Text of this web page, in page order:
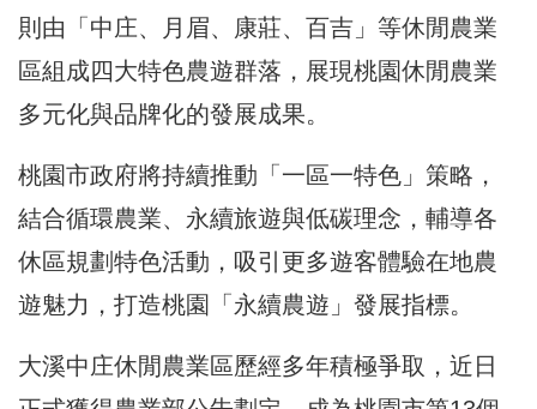
則由「中庄、月眉、康莊、百吉」等休閒農業
區組成四大特色農遊群落，展現桃園休閒農業
多元化與品牌化的發展成果。
桃園市政府將持續推動「一區一特色」策略，
結合循環農業、永續旅遊與低碳理念，輔導各
休區規劃特色活動，吸引更多遊客體驗在地農
遊魅力，打造桃園「永續農遊」發展指標。
大溪中庄休閒農業區歷經多年積極爭取，近日